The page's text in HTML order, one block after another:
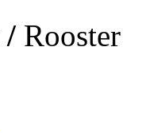
/ Rooster